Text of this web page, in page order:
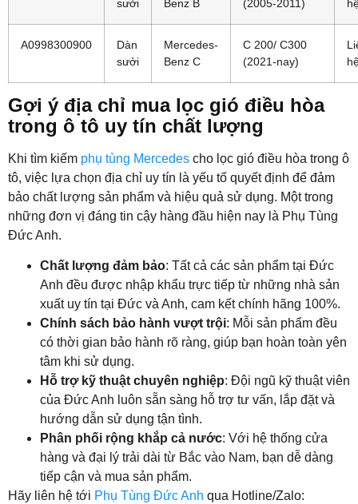
sưởi Benz B (2005-2011)
A0998300900
Dàn
sưởi
Mercedes-
Benz C
C 200/ C300
(2021-nay)
Gợi ý địa chỉ mua lọc gió điều hòa
trong ô tô uy tín chất lượng
Khi tìm kiếm phụ tùng Mercedes cho lọc gió điều hòa trong ô
tô, việc lựa chọn địa chỉ uy tín là yếu tố quyết định để đảm
bảo chất lượng sản phẩm và hiệu quả sử dụng. Một trong
những đơn vị đáng tin cậy hàng đầu hiện nay là Phụ Tùng
Đức Anh.
Chất lượng đảm bảo: Tất cả các sản phẩm tại Đức
Anh đều được nhập khẩu trực tiếp từ những nhà sản
xuất uy tín tại Đức và Anh, cam kết chính hãng 100%.
Chính sách bảo hành vượt trội: Mỗi sản phẩm đều
có thời gian bảo hành rõ ràng, giúp bạn hoàn toàn yên
tâm khi sử dụng.
Hỗ trợ kỹ thuật chuyên nghiệp: Đội ngũ kỹ thuật viên
của Đức Anh luôn sẵn sàng hỗ trợ tư vấn, lắp đặt và
hướng dẫn sử dụng tận tình.
Phân phối rộng khắp cả nước: Với hệ thống cửa
hàng và đại lý trải dài từ Bắc vào Nam, bạn dễ dàng
tiếp cận và mua sản phẩm.
Hãy liên hệ tới Phụ Tùng Đức Anh qua Hotline/Zalo: